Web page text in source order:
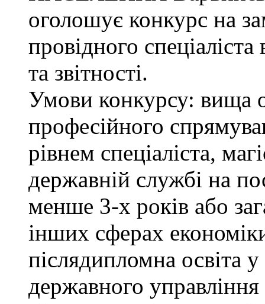
оголошує конкурс на
провідного
та звітності.
Умови конкурсу: вища
професійного
рівнем спеціаліста,
державній службі на
менше 3-х років або
інших сферах
післядипломна освіта
державного управління